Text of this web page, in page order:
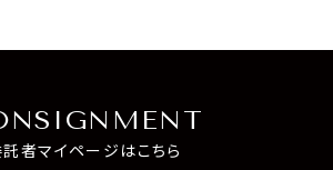
者マイページはこちら